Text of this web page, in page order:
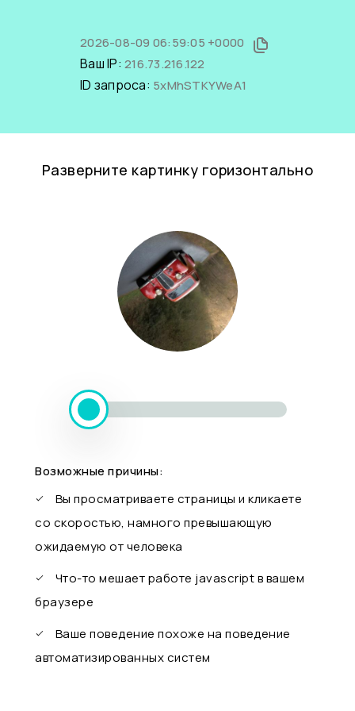
2026-08-09 06:59:05 +0000
Ваш IP: 216.73.216.122
ID запроса: 5xMhSTKYWeA1
Разверните картинку горизонтально
Возможные причины:
Вы просматриваете страницы и кликаете
со скоростью, намного превышающую
ожидаемую от человека
Что-то мешает работе javascript в вашем
браузере
Ваше поведение похоже на поведение
автоматизированных систем